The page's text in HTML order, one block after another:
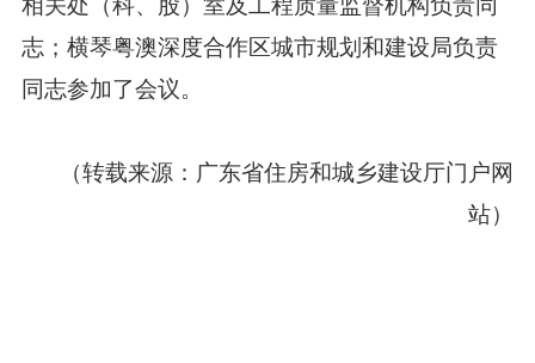
志；横琴粤澳深度合作区城市规划和建设局负责
同志参加了会议。
（转载来源：广东省住房和城乡建设厅门户网
站）